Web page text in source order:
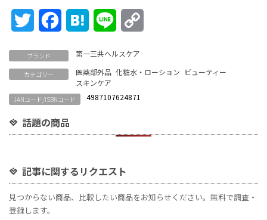
Twitter FacebookHatena Line
ブランド 第一三共ヘルスケア
カテゴリー 医薬部外品 化粧水・ローション ビューティー
スキンケア
JANコード/ISBNコード 4987107624871
話題の商品
記事に関するリクエスト
見つからない商品、比較したい商品をお知らせください。無料で調査・
登録します。